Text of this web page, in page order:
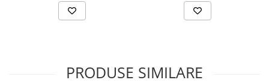
PRODUSE SIMILARE